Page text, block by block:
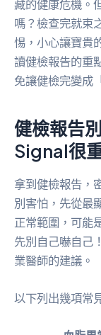
藏的健康危機。
嗎？檢查完就束
惕，小心讓寶貴
讀健檢報告的重
免讓健檢完變成
健檢報告
Signal很
拿到健檢報告，
別害怕，先從最
正常範圍，可能
先別自己嚇自己
業醫師的建議。
以下列出幾項常